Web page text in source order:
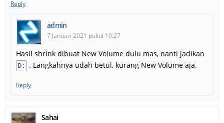
Reply
admin
7 Januari 2021 pukul 10:27
Hasil shrink dibuat New Volume dulu mas, nanti jadikan
D: . Langkahnya udah betul, kurang New Volume aja.
Reply
Sahai